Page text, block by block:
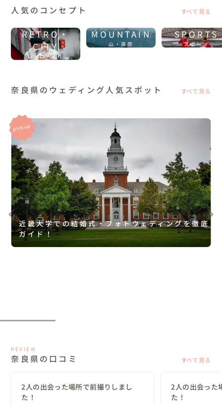
人気のコンセプト すべて見る
RETRO・
CITY
レトロ・街中
MOUNTAIN
山・高原
SPORTS
スポーツ
奈良県のウェディング人気スポット すべて見る
近畿大学での結婚式・フォトウェディングを徹底
ガイド！
REVIEW
奈良県の口コミ すべて見る
2人の出会った場所で前撮りしまし
た！
2人の出会った
た！